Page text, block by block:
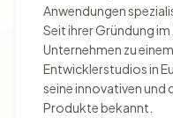
Anwendungen
Seit ihrer Gründung
Unternehmen zu
Entwicklerstudios in
seine innovativen
Produkte bekannt.